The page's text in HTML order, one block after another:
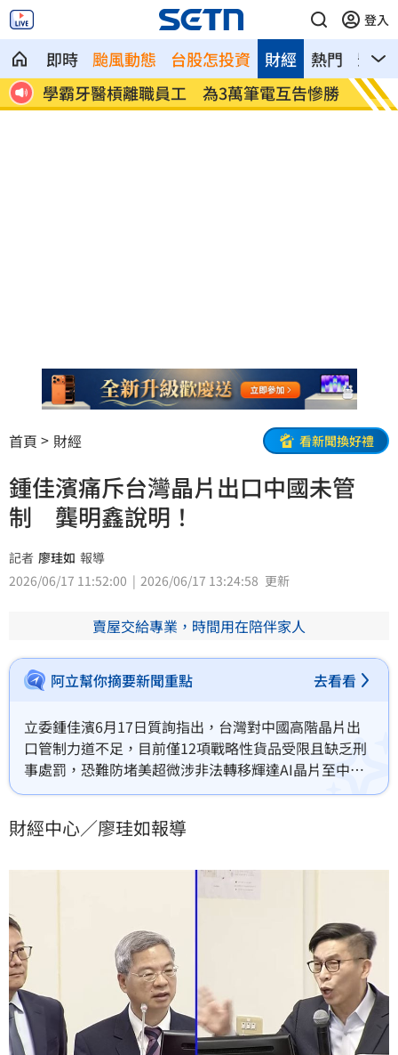
登入
即時 颱風動態 台股怎投資 熱門 影音
財經
風
學霸牙醫槓離職員工 為3萬筆電互告慘勝 俄羅
首頁 財經 看新聞換好禮
鍾佳濱痛斥台灣晶片出口中國未管
制 龔明鑫說明！
記者 廖珪如 報導
2026/06/17 11:52:00
2026/06/17 13:24:58 更新
賣屋交給專業，時間用在陪伴家人
阿立幫你摘要新聞重點 去看看
立委鍾佳濱6月17日質詢指出，台灣對中國高階晶片出
口管制力道不足，目前僅12項戰略性貨品受限且缺乏刑
事處罰，恐難防堵美超微涉非法轉移輝達AI晶片至中國
等漏洞。他要求經濟部應與美、日同步，擴大管制範圍
協議規範，未來將與行政院及國安單位討論修法，研議
擴散，以維護國家安全與產業競爭力。
財經中心／廖珪如報導